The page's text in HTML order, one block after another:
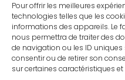
Pour offrir les meilleures
technologies telles que les
informations des appareils. Le
nous permettra de traiter des
de navigation ou les ID uniques
consentir ou de retirer son
sur certaines caractéristiques